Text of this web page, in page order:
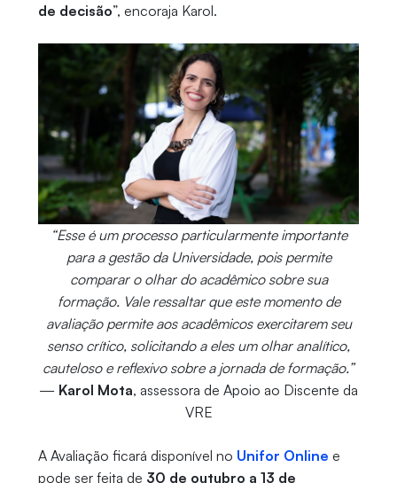
de decisão”, encoraja Karol.
“Esse é um processo particularmente importante
para a gestão da Universidade, pois permite
comparar o olhar do acadêmico sobre sua
formação. Vale ressaltar que este momento de
avaliação permite aos acadêmicos exercitarem seu
senso crítico, solicitando a eles um olhar analítico,
cauteloso e reflexivo sobre a jornada de formação.”
— Karol Mota, assessora de Apoio ao Discente da
VRE
A Avaliação ficará disponível no Unifor Online e
pode ser feita de 30 de outubro a 13 de